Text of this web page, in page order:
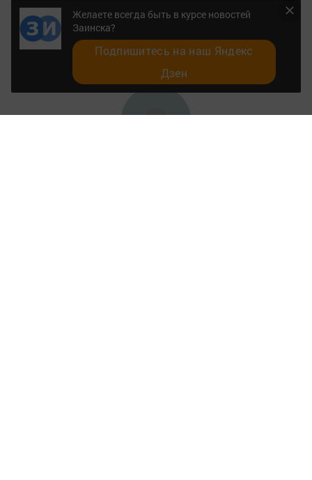
Желаете всегда быть в курсе новостей
Заинска?
Подпишитесь на наш Яндекс
Дзен